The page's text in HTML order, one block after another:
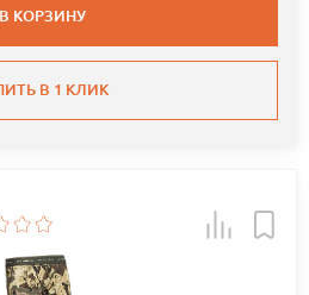
В КОРЗИНУ
В 1 КЛИК